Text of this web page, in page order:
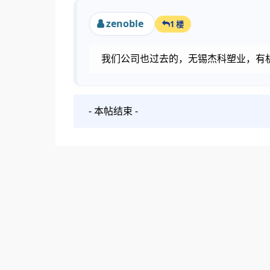
zenoble 1 楼
我们公司也过去的，无锡杰科塑业，有
- 本帖结束 -